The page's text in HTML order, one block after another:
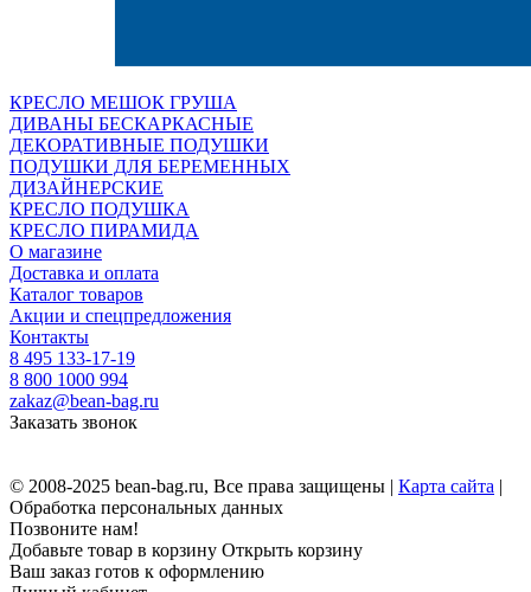
КРЕСЛО МЕШОК ГРУША
ДИВАНЫ БЕСКАРКАСНЫЕ
ДЕКОРАТИВНЫЕ ПОДУШКИ
ПОДУШКИ ДЛЯ БЕРЕМЕННЫХ
ДИЗАЙНЕРСКИЕ
КРЕСЛО ПОДУШКА
КРЕСЛО ПИРАМИДА
О магазине
Доставка и оплата
Каталог товаров
Акции и спецпредложения
Контакты
8 495 133-17-19
8 800 1000 994
zakaz@bean-bag.ru
Заказать звонок
© 2008-2025 bean-bag.ru, Все права защищены | Карта сайта |
Обработка персональных данных
Позвоните нам!
Добавьте товар в корзину Открыть корзину
Ваш заказ готов к оформлению